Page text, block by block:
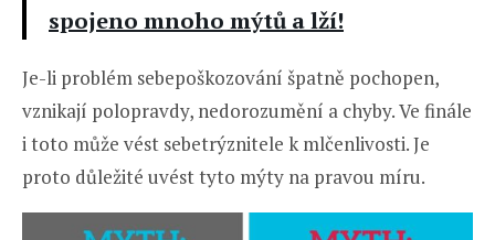
spojeno mnoho mýtů a lží!
Je-li problém sebepoškozování špatně pochopen,
vznikají polopravdy, nedorozumění a chyby. Ve finále
i toto může vést sebetrýznitele k mlčenlivosti. Je
proto důležité uvést tyto mýty na pravou míru.